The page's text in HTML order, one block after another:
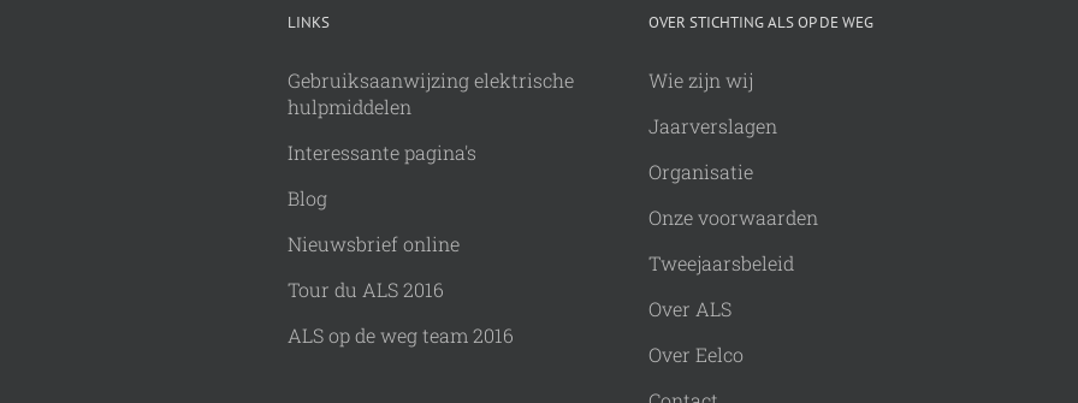
LINKS
Gebruiksaanwijzing elektrische
hulpmiddelen
Interessante pagina's
Blog
Nieuwsbrief online
Tour du ALS 2016
ALS op de weg team 2016
OVER STICHTING ALS OP DE WEG
Wie zijn wij
Jaarverslagen
Organisatie
Onze voorwaarden
Tweejaarsbeleid
Over ALS
Over Eelco